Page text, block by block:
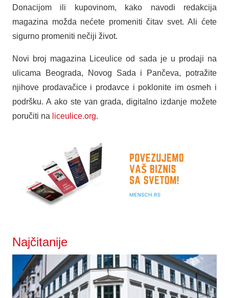
Donacijom ili kupovinom, kako navodi redakcija
magazina možda nećete promeniti čitav svet. Ali ćete
sigurno promeniti nečiji život.
Novi broj magazina Liceulice od sada je u prodaji na
ulicama Beograda, Novog Sada i Pančeva, potražite
njihove prodavačice i prodavce i poklonite im osmeh i
podršku. A ako ste van grada, digitalno izdanje možete
poručiti na liceulice.org.
Najčitanije